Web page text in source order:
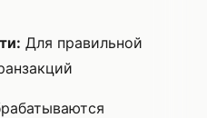
Для правильной